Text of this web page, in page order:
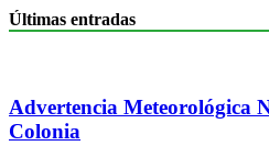
Últimas entradas
Advertencia Meteorológica
Colonia